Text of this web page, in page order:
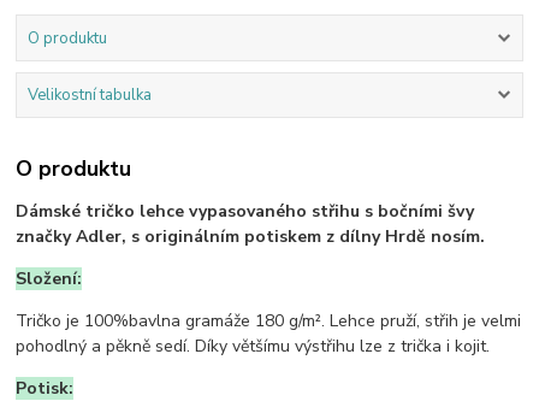
O produktu
Velikostní tabulka
O produktu
Dámské tričko lehce vypasovaného střihu s bočními švy
značky Adler, s originálním potiskem z dílny Hrdě nosím.
Složení:
Tričko je 100%bavlna gramáže 180 g/m². Lehce pruží, střih je velmi
pohodlný a pěkně sedí. Díky většímu výstřihu lze z trička i kojit.
Potisk: